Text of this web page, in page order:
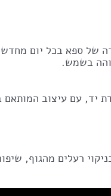
של ספא בכל יום
בשמש.
יד, עם עיצוב המותאם
רעלים מהגוף,